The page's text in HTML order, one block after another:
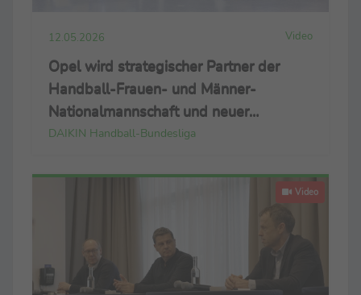
12.05.2026 Video
Opel wird strategischer Partner der
Handball-Frauen- und Männer-
Nationalmannschaft und neuer
Namensgeber der Handball-Bundesliga
DAIKIN Handball-Bundesliga
Video